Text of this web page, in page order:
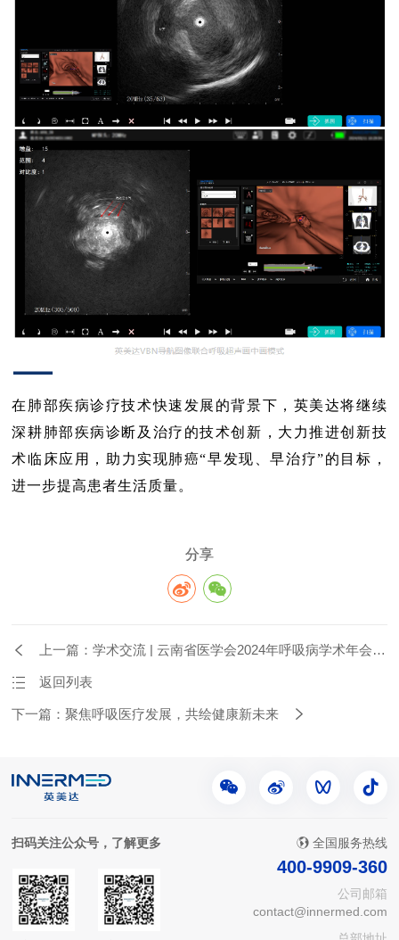
—
在肺部疾病诊疗技术快速发展的背景下，英美达将继续
深耕肺部疾病诊断及治疗的技术创新，大力推进创新技
术临床应用，助力实现肺癌“早发现、早治疗”的目标，
进一步提高患者生活质量。
分享
上一篇：学术交流 | 云南省医学会2024年呼吸病学术年会圆
返回列表
下一篇：聚焦呼吸医疗发展，共绘健康新未来
扫码关注公众号，了解更多 全国服务热线
400-9909-360
公司邮箱
contact@innermed.com